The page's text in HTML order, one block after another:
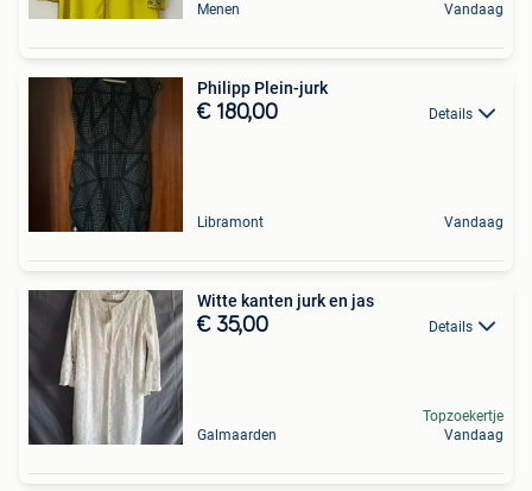
Menen Vandaag
Philipp Plein-jurk
€ 180,00 Details
Libramont Vandaag
Witte kanten jurk en jas
€ 35,00 Details
Galmaarden
Topzoekertje
Vandaag